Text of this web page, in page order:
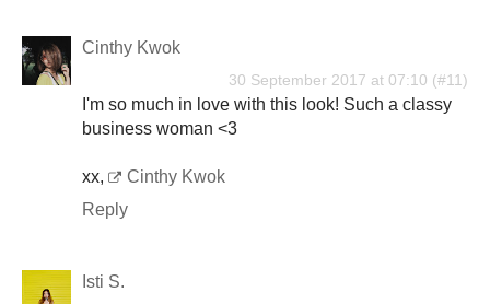
Cinthy Kwok
30 September 2017 at 07:10
I'm so much in love with this look! Such a classy
business woman <3
xx,
Cinthy Kwok
Reply
Isti S.